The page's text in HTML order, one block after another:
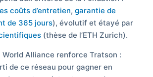
coûts d’entretien, garantie de
de 365 jours), évolutif et étayé par
(thèse de l’ETH Zurich).
World Alliance renforce Tratson :
de ce réseau pour gagner en